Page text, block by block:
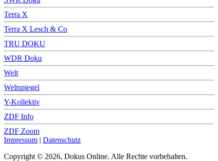
Terra X
Terra X Lesch & Co
TRU DOKU
WDR Doku
Welt
Weltspiegel
Y-Kollektiv
ZDF Info
ZDF Zoom
Impressum | Datenschutz
Copyright © 2026, Dokus Online. Alle Rechte vorbehalten.